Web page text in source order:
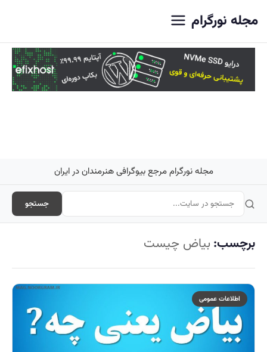
مجله نورگرام
مجله نورگرام مرجع بیوگرافی هنرمندان در ایران
جستجو
برچسب: بیاض چیست
اطلاعات عمومی